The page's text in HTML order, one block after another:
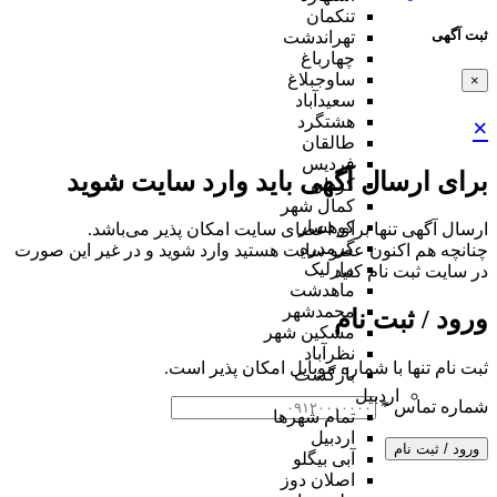
ثبت آگهی
×
×
برای ارسال آگهی باید وارد سایت شوید
ارسال آگهی تنها برای اعضای سایت امکان پذیر می‌باشد.
چنانچه هم‌ اکنون عضو سایت هستید وارد شوید و در غیر این صورت
در سایت ثبت نام کنید
ورود / ثبت نام
ثبت نام تنها با شماره موبایل امکان پذیر است.
شماره تماس*
ورود / ثبت نام
تنکمان
تهراندشت
چهارباغ
ساوجبلاغ
سعیدآباد
هشتگرد
طالقان
فردیس
کردان
کمال شهر
کوهسار
گرمدره
مارلیک
ماهدشت
محمدشهر
مشکین شهر
نظرآباد
بازگشت
اردبیل
تمام شهر‌ها
اردبیل
آبی بیگلو
اصلان دوز